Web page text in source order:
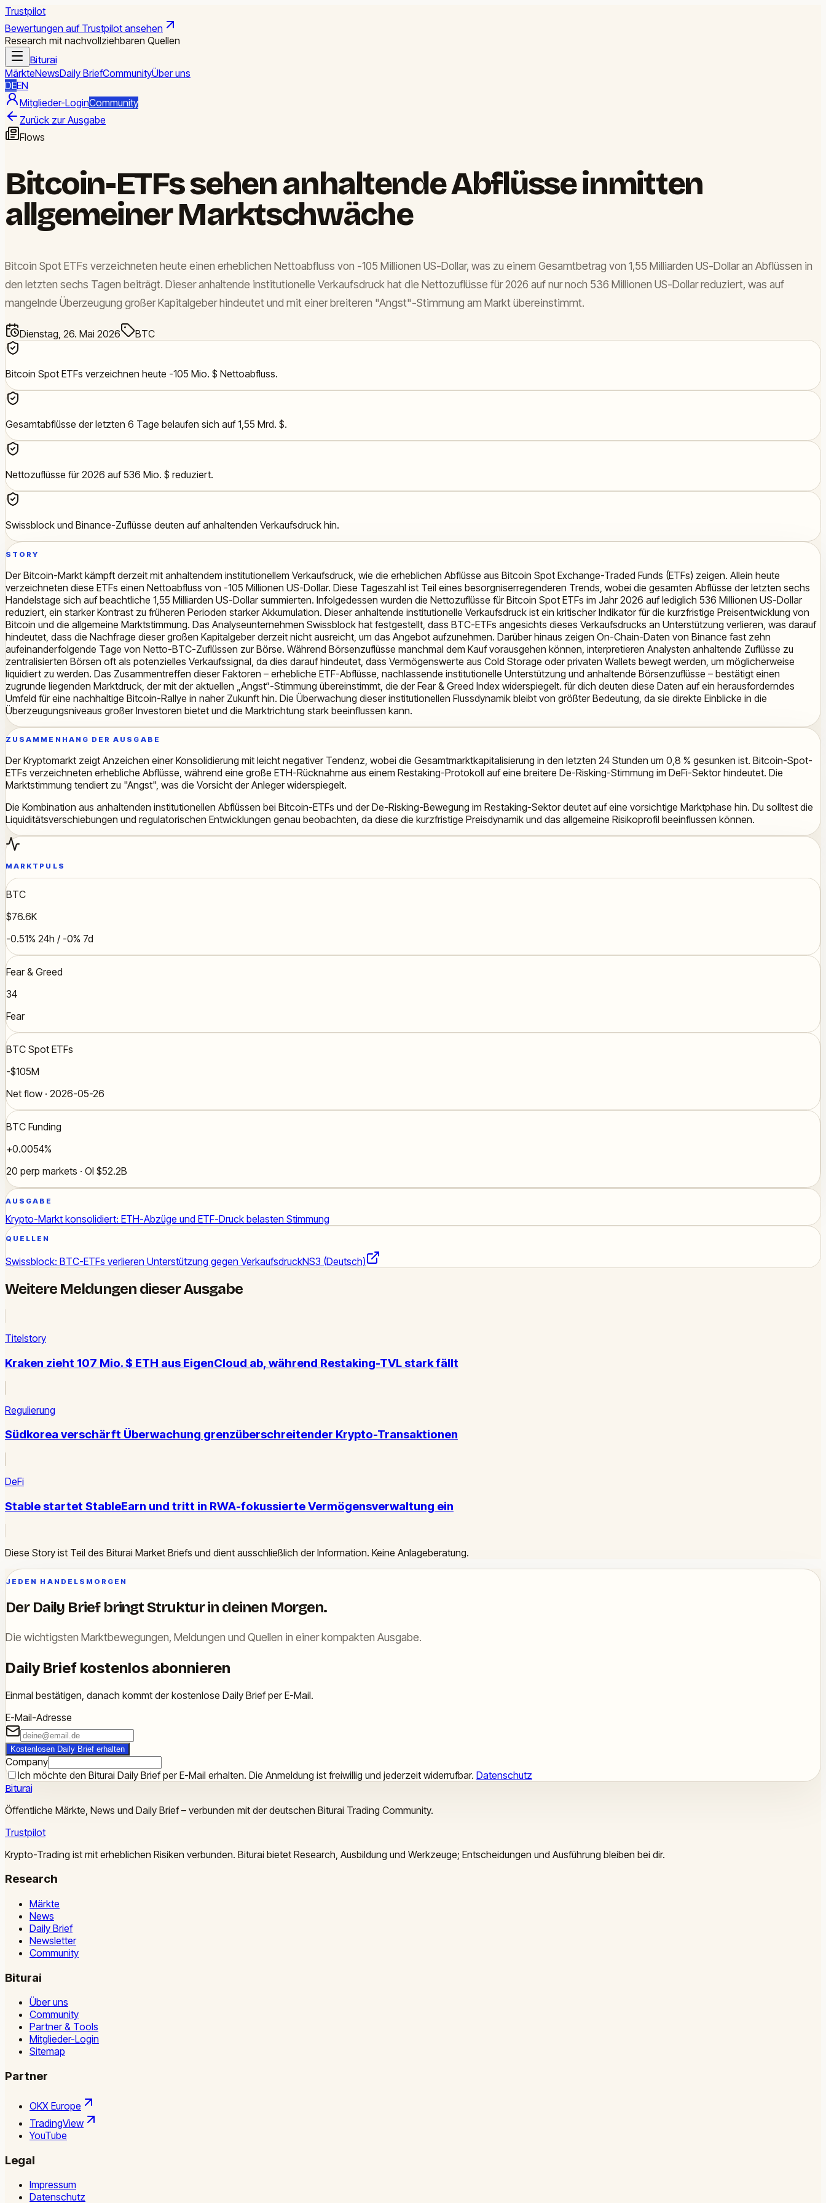
Trustpilot
Bewertungen auf Trustpilot ansehen
Research mit nachvollziehbaren Quellen
Biturai
MärkteNewsDaily BriefCommunityÜber uns
DEEN
Mitglieder-LoginCommunity
Zurück zur Ausgabe
Flows
Bitcoin-ETFs sehen anhaltende Abflüsse inmitten
allgemeiner Marktschwäche
Bitcoin Spot ETFs verzeichneten heute einen erheblichen Nettoabfluss von -105 Millionen US-Dollar, was zu einem Gesamtbetrag von 1,55 Milliarden US-Dollar an Abflüssen in
den letzten sechs Tagen beiträgt. Dieser anhaltende institutionelle Verkaufsdruck hat die Nettozuflüsse für 2026 auf nur noch 536 Millionen US-Dollar reduziert, was auf
mangelnde Überzeugung großer Kapitalgeber hindeutet und mit einer breiteren "Angst"-Stimmung am Markt übereinstimmt.
Dienstag, 26. Mai 2026 BTC
Bitcoin Spot ETFs verzeichnen heute -105 Mio. $ Nettoabfluss.
Gesamtabflüsse der letzten 6 Tage belaufen sich auf 1,55 Mrd. $.
Nettozuflüsse für 2026 auf 536 Mio. $ reduziert.
Swissblock und Binance-Zuflüsse deuten auf anhaltenden Verkaufsdruck hin.
STORY
Der Bitcoin-Markt kämpft derzeit mit anhaltendem institutionellem Verkaufsdruck, wie die erheblichen Abflüsse aus Bitcoin Spot Exchange-Traded Funds (ETFs) zeigen. Allein heute
verzeichneten diese ETFs einen Nettoabfluss von -105 Millionen US-Dollar. Diese Tageszahl ist Teil eines besorgniserregenderen Trends, wobei die gesamten Abflüsse der letzten sechs
Handelstage sich auf beachtliche 1,55 Milliarden US-Dollar summierten. Infolgedessen wurden die Nettozuflüsse für Bitcoin Spot ETFs im Jahr 2026 auf lediglich 536 Millionen US-Dollar
reduziert, ein starker Kontrast zu früheren Perioden starker Akkumulation. Dieser anhaltende institutionelle Verkaufsdruck ist ein kritischer Indikator für die kurzfristige Preisentwicklung von
Bitcoin und die allgemeine Marktstimmung. Das Analyseunternehmen Swissblock hat festgestellt, dass BTC-ETFs angesichts dieses Verkaufsdrucks an Unterstützung verlieren, was darauf
hindeutet, dass die Nachfrage dieser großen Kapitalgeber derzeit nicht ausreicht, um das Angebot aufzunehmen. Darüber hinaus zeigen On-Chain-Daten von Binance fast zehn
aufeinanderfolgende Tage von Netto-BTC-Zuflüssen zur Börse. Während Börsenzuflüsse manchmal dem Kauf vorausgehen können, interpretieren Analysten anhaltende Zuflüsse zu
zentralisierten Börsen oft als potenzielles Verkaufssignal, da dies darauf hindeutet, dass Vermögenswerte aus Cold Storage oder privaten Wallets bewegt werden, um möglicherweise
liquidiert zu werden. Das Zusammentreffen dieser Faktoren – erhebliche ETF-Abflüsse, nachlassende institutionelle Unterstützung und anhaltende Börsenzuflüsse – bestätigt einen
zugrunde liegenden Marktdruck, der mit der aktuellen „Angst“-Stimmung übereinstimmt, die der Fear & Greed Index widerspiegelt. für dich deuten diese Daten auf ein herausforderndes
Umfeld für eine nachhaltige Bitcoin-Rallye in naher Zukunft hin. Die Überwachung dieser institutionellen Flussdynamik bleibt von größter Bedeutung, da sie direkte Einblicke in die
Überzeugungsniveaus großer Investoren bietet und die Marktrichtung stark beeinflussen kann.
ZUSAMMENHANG DER AUSGABE
Der Kryptomarkt zeigt Anzeichen einer Konsolidierung mit leicht negativer Tendenz, wobei die Gesamtmarktkapitalisierung in den letzten 24 Stunden um 0,8 % gesunken ist. Bitcoin-Spot-
ETFs verzeichneten erhebliche Abflüsse, während eine große ETH-Rücknahme aus einem Restaking-Protokoll auf eine breitere De-Risking-Stimmung im DeFi-Sektor hindeutet. Die
Marktstimmung tendiert zu "Angst", was die Vorsicht der Anleger widerspiegelt.
Die Kombination aus anhaltenden institutionellen Abflüssen bei Bitcoin-ETFs und der De-Risking-Bewegung im Restaking-Sektor deutet auf eine vorsichtige Marktphase hin. Du solltest die
Liquiditätsverschiebungen und regulatorischen Entwicklungen genau beobachten, da diese die kurzfristige Preisdynamik und das allgemeine Risikoprofil beeinflussen können.
MARKTPULS
BTC
$76.6K
-0.51% 24h / -0% 7d
Fear & Greed
34
Fear
BTC Spot ETFs
-$105M
Net flow · 2026-05-26
BTC Funding
+0.0054%
20 perp markets · OI $52.2B
AUSGABE
Krypto-Markt konsolidiert: ETH-Abzüge und ETF-Druck belasten Stimmung
QUELLEN
Swissblock: BTC-ETFs verlieren Unterstützung gegen VerkaufsdruckNS3 (Deutsch)
Weitere Meldungen dieser Ausgabe
Titelstory
Kraken zieht 107 Mio. $ ETH aus EigenCloud ab, während Restaking-TVL stark fällt
Regulierung
Südkorea verschärft Überwachung grenzüberschreitender Krypto-Transaktionen
DeFi
Stable startet StableEarn und tritt in RWA-fokussierte Vermögensverwaltung ein
Diese Story ist Teil des Biturai Market Briefs und dient ausschließlich der Information. Keine Anlageberatung.
JEDEN HANDELSMORGEN
Der Daily Brief bringt Struktur in deinen Morgen.
Die wichtigsten Marktbewegungen, Meldungen und Quellen in einer kompakten Ausgabe.
Daily Brief kostenlos abonnieren
Einmal bestätigen, danach kommt der kostenlose Daily Brief per E-Mail.
E-Mail-Adresse
Kostenlosen Daily Brief erhalten
Company
Ich möchte den Biturai Daily Brief per E-Mail erhalten. Die Anmeldung ist freiwillig und jederzeit widerrufbar. Datenschutz
Biturai
Öffentliche Märkte, News und Daily Brief – verbunden mit der deutschen Biturai Trading Community.
Trustpilot
Krypto-Trading ist mit erheblichen Risiken verbunden. Biturai bietet Research, Ausbildung und Werkzeuge; Entscheidungen und Ausführung bleiben bei dir.
Research
Märkte
News
Daily Brief
Newsletter
Community
Biturai
Über uns
Community
Partner & Tools
Mitglieder-Login
Sitemap
Partner
OKX Europe
TradingView
YouTube
Legal
Impressum
Datenschutz